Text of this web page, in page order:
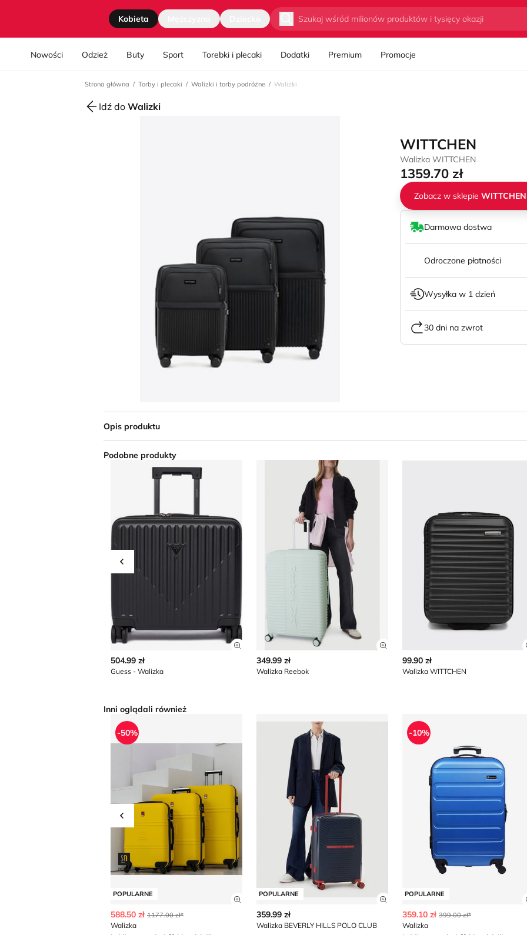
Nawgiacja kategorii
Kobieta Wyszukaj
Nowości Odzież Buty Sport Torebki i plecaki Dodatki Premium Promocje
Strona główna Torby i plecaki Walizki i torby podróżne Walizki
Idź do Walizki
WITTCHEN
Walizka WITTCHEN
1359.70 zł
Zobacz w sklepie WITTCHEN
Darmowa dostwa
Odroczone płatności
Wysyłka w 1 dzień
30 dni na zwrot
Opis produktu
Podobne produkty
Przesuń w lewo
Guess - Walizka
Zobacz szczegóły produktu
504.99 zł
Guess - Walizka
Walizka Reebok
Zobacz szczegóły produktu
349.99 zł
Walizka Reebok
99.90 zł
Walizka WITTCHEN
Inni oglądali również
Przesuń w lewo
Walizka
POPULARNE
-50%
Zobacz szczegóły produktu
588.50 zł 1177.00 zł*
Walizka
Walizka BEVERLY HILLS POLO CLUB
POPULARNE
Zobacz szczegóły produktu
359.99 zł
Walizka BEVERLY HILLS POLO CLUB
Walizka
POPULARNE
-10%
359.10 zł 399.00 zł*
Walizka